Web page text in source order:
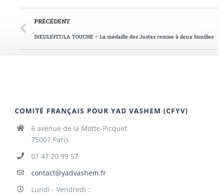
PRÉCÉDENT
DIEULEFIT/LA TOUCHE – La médaille des Justes remise à deux familles
COMITÉ FRANÇAIS POUR YAD VASHEM (CFYV)
6 avenue de la Motte-Picquet
75007 Paris
01 47 20 99 57
contact@yadvashem.fr
Lundi - Vendredi :